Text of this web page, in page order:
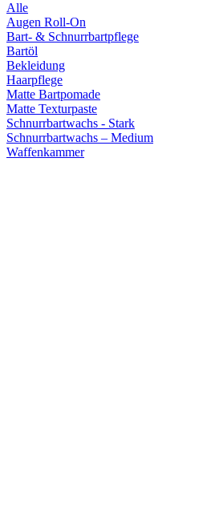
Alle
Augen Roll-On
Bart- & Schnurrbartpflege
Bartöl
Bekleidung
Haarpflege
Matte Bartpomade
Matte Texturpaste
Schnurrbartwachs - Stark
Schnurrbartwachs – Medium
Waffenkammer